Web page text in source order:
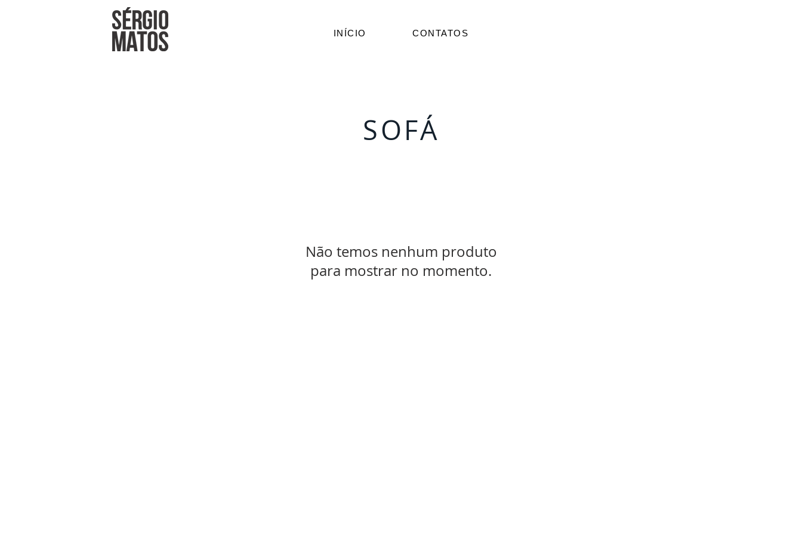
INÍCIO CONTATOS
SOFÁ
Não temos nenhum produto
para mostrar no momento.